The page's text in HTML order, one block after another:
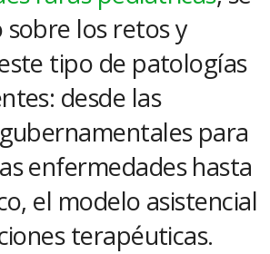
los retos y
tipo de patologías
desde las
para
enfermedades hasta
el modelo asistencial
terapéuticas.